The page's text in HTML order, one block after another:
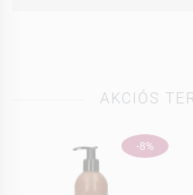
AKCIÓS
-8%